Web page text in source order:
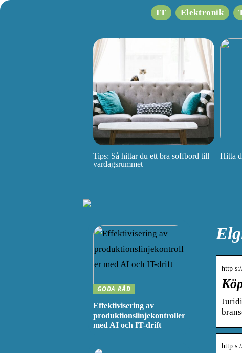
IT Elektronik
Tips: Så hittar du ett bra soffbord till
vardagsrummet
Hitta
http
http
GODA RÅD
Effektivisering av
produktionslinjekontroller
med AI och IT-drift